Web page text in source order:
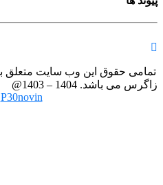
این وب سایت متعلق به
زاگرس می
P30novin